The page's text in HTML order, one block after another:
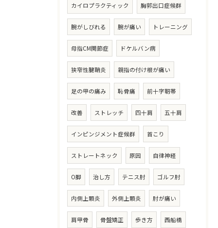
カイロプラクティック 胸郭出口症候群
腕がしびれる 腕が痛い トレーニング
母指CM関節症 ドケルバン病
狭窄性腱鞘炎 親指の付け根が痛い
足の甲の痛み 恥骨痛 前十字靭帯
改善 ストレッチ 四十肩 五十肩
インピンジメント症候群 首こり
ストレートネック 原因 自律神経
O脚 治し方 テニス肘 ゴルフ肘
内側上顆炎 外側上顆炎 肘が痛い
肩甲骨 骨盤矯正 歩き方 西船橋